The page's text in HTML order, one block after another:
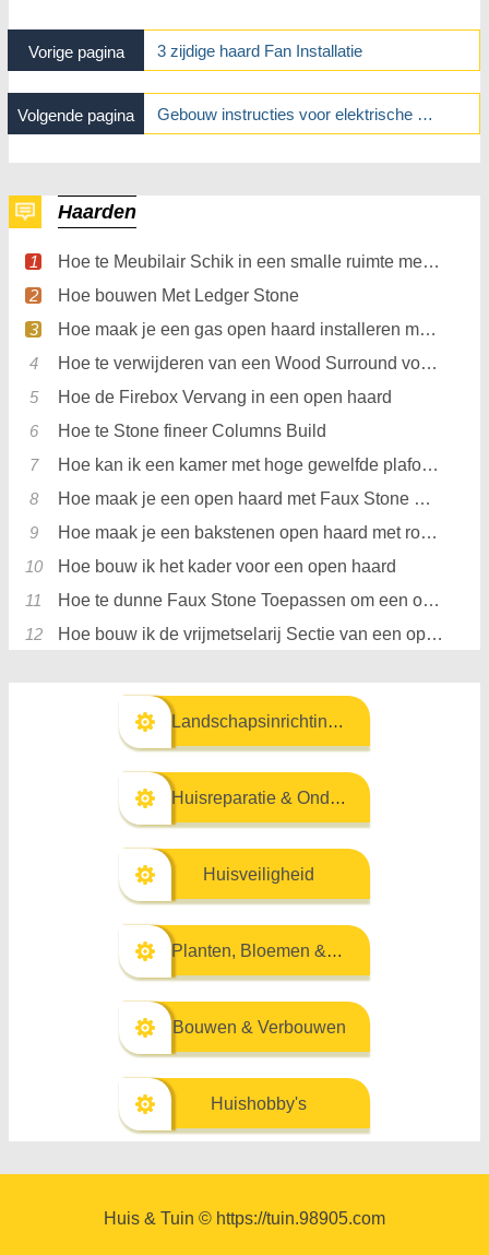
Vorige pagina 3 zijdige haard Fan Installatie
Volgende pagina Gebouw instructies voor elektrische haard Kasten
Haarden
Hoe te Meubilair Schik in een smalle ruimte met open haard aan het eind
Hoe bouwen Met Ledger Stone
Hoe maak je een gas open haard installeren met een Direct Vent in de muur
Hoe te verwijderen van een Wood Surround voor een open haard &Vervang het met Stone
Hoe de Firebox Vervang in een open haard
Hoe te Stone fineer Columns Build
Hoe kan ik een kamer met hoge gewelfde plafonds Verhit
Hoe maak je een open haard met Faux Stone OORWOORD
Hoe maak je een bakstenen open haard met rock fineer Bedek
Hoe bouw ik het kader voor een open haard
Hoe te dunne Faux Stone Toepassen om een open haard Surround
Hoe bouw ik de vrijmetselarij Sectie van een open haard
Landschapsinrichting & Buitenbouw
Huisreparatie & Onderhoud
Huisveiligheid
Planten, Bloemen & Kruiden
Bouwen & Verbouwen
Huishobby's
Huis & Tuin © https://tuin.98905.com